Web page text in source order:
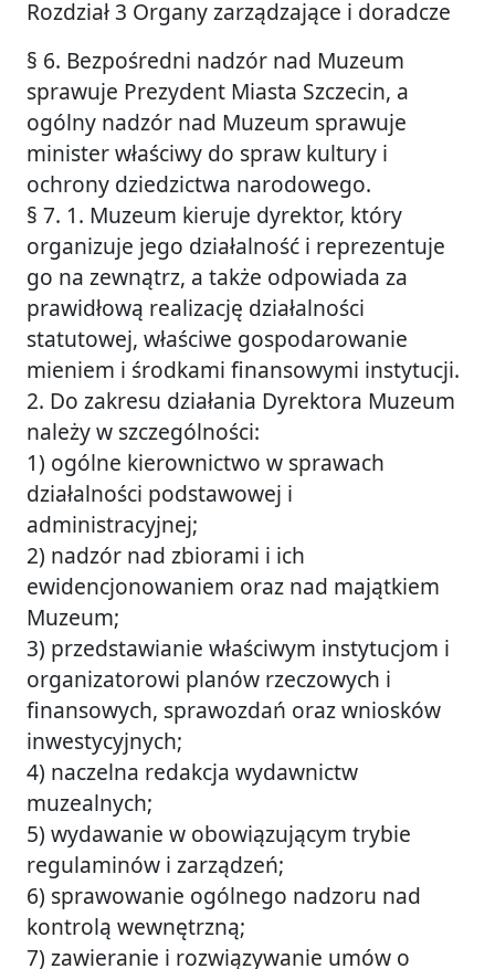
Rozdział 3 Organy zarządzające i doradcze
§ 6. Bezpośredni nadzór nad Muzeum
sprawuje Prezydent Miasta Szczecin, a
ogólny nadzór nad Muzeum sprawuje
minister właściwy do spraw kultury i
ochrony dziedzictwa narodowego.
§ 7. 1. Muzeum kieruje dyrektor, który
organizuje jego działalność i reprezentuje
go na zewnątrz, a także odpowiada za
prawidłową realizację działalności
statutowej, właściwe gospodarowanie
mieniem i środkami finansowymi instytucji.
2. Do zakresu działania Dyrektora Muzeum
należy w szczególności:
1) ogólne kierownictwo w sprawach
działalności podstawowej i
administracyjnej;
2) nadzór nad zbiorami i ich
ewidencjonowaniem oraz nad majątkiem
Muzeum;
3) przedstawianie właściwym instytucjom i
organizatorowi planów rzeczowych i
finansowych, sprawozdań oraz wniosków
inwestycyjnych;
4) naczelna redakcja wydawnictw
muzealnych;
5) wydawanie w obowiązującym trybie
regulaminów i zarządzeń;
6) sprawowanie ogólnego nadzoru nad
kontrolą wewnętrzną;
7) zawieranie i rozwiązywanie umów o